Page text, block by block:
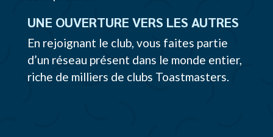
UNE OUVERTURE VERS LES AUTRES
En rejoignant le club, vous faites partie
d’un réseau présent dans le monde entier,
riche de milliers de clubs Toastmasters.